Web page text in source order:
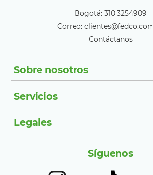
Bogotá: 310 3254909
Correo:
Contáctanos
Sobre nosotros
Servicios
Legales
Síguenos